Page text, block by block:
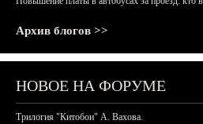
Архив блогов >>
НОВОЕ НА ФОРУМЕ
Трилогия "Китобои" А. Вахова.